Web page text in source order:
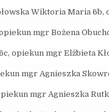
Wiktoria Maria
mgr Bożena
opiekun mgr Elżbieta
mgr Agnieszka
mgr Agnieszka